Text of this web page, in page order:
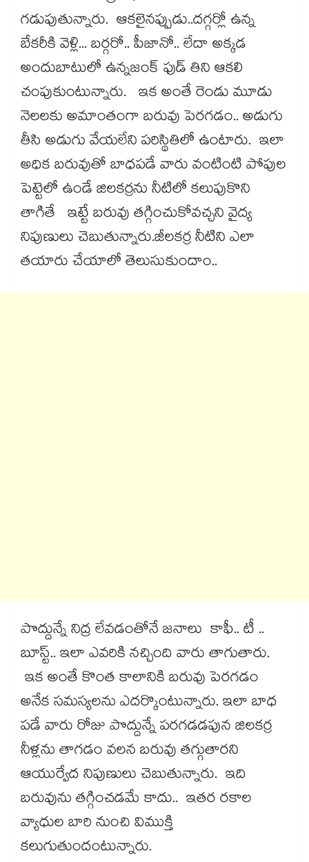
గడుపుతున్నారు. ఆకలైనప్పుడు..దగ్గర్లో ఉన్న
బేకరీకి వెళ్లి... బర్గరో.. పీజానో.. లేదా అక్కడ
అందుబాటులో ఉన్నజంక్​ ఫుడ్​ తిని ఆకలి
చంపుకుంటున్నారు. ఇక అంతే రెండు మూడు
నెలలకు అమాంతంగా బరువు పెరగడం.. అడుగు
తీసి అడుగు వేయలేని పరిస్థితిలో ఉంటారు. ఇలా
అధిక బరువుతో బాధపడే వారు వంటింటి పోపుల
పెట్టెలో ఉండే జిలకర్రను నీటిలో కలుపుకొని
తాగితే ఇట్టే బరువు తగ్గించుకోవచ్చని వైద్య
నిపుణులు చెబుతున్నారు.జీలకర్ర నీటిని ఎలా
తయారు చేయాలో తెలుసుకుందాం..
పొద్దున్నే నిద్ర లేవడంతోనే జనాలు కాఫీ.. టీ ..
బూస్ట్​.. ఇలా ఎవరికి నచ్చింది వారు తాగుతారు.
ఇక అంతే కొంత కాలానికి బరువు పెరగడం
అనేక సమస్యలను ఎదర్కొంటున్నారు. ఇలా బాధ
పడే వారు రోజు పొద్దున్నే పరగడడపున జిలకర్ర
నీళ్లను తాగడం వలన బరువు తగ్గుతారని
ఆయుర్వేద నిపుణులు చెబుతున్నారు. ఇది
బరువును తగ్గించడమే కాదు.. ఇతర రకాల
వ్యాధుల బారి నుంచి విముక్తి
కలుగుతుందంటున్నారు.